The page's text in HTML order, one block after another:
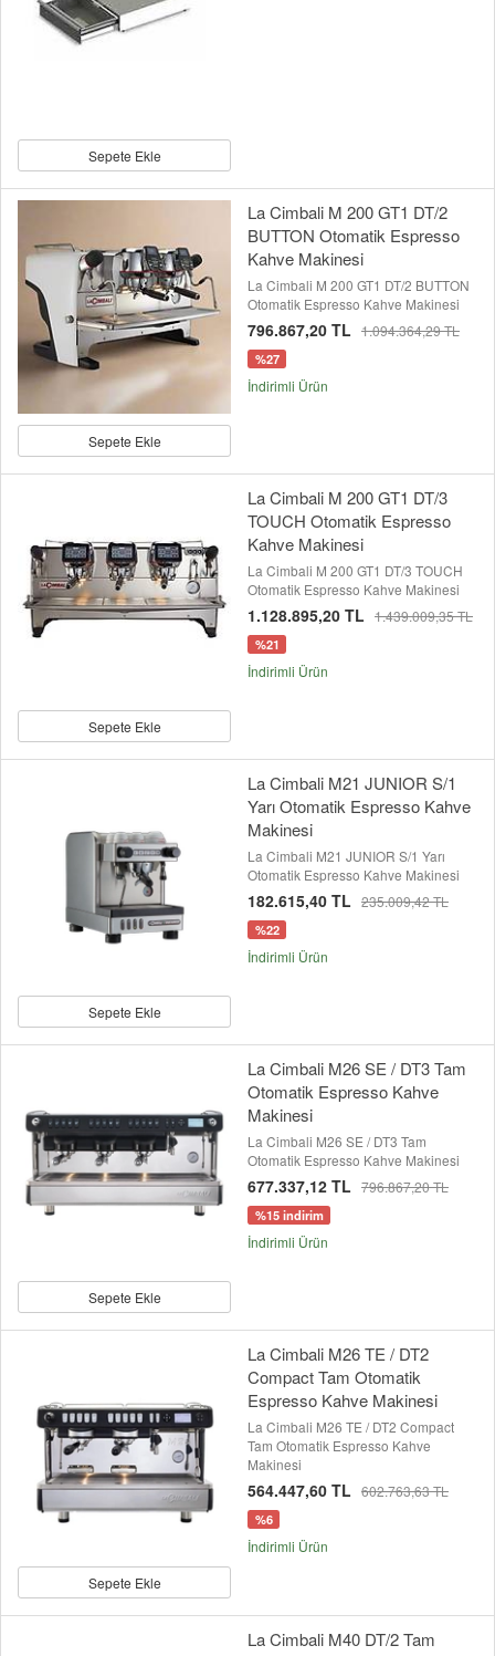
Sepete Ekle
Sepete Ekle
La Cimbali M 200 GT1 DT/2
BUTTON Otomatik Espresso
Kahve Makinesi
La Cimbali M 200 GT1 DT/2 BUTTON
Otomatik Espresso Kahve Makinesi
796.867,20 TL 1.094.364,29 TL
%27
İndirimli Ürün
Sepete Ekle
La Cimbali M 200 GT1 DT/3
TOUCH Otomatik Espresso
Kahve Makinesi
La Cimbali M 200 GT1 DT/3 TOUCH
Otomatik Espresso Kahve Makinesi
1.128.895,20 TL 1.439.009,35 TL
%21
İndirimli Ürün
Sepete Ekle
La Cimbali M21 JUNIOR S/1
Yarı Otomatik Espresso Kahve
Makinesi
La Cimbali M21 JUNIOR S/1 Yarı
Otomatik Espresso Kahve Makinesi
182.615,40 TL 235.009,42 TL
%22
İndirimli Ürün
Sepete Ekle
La Cimbali M26 SE / DT3 Tam
Otomatik Espresso Kahve
Makinesi
La Cimbali M26 SE / DT3 Tam
Otomatik Espresso Kahve Makinesi
677.337,12 TL 796.867,20 TL
%15 indirim
İndirimli Ürün
Sepete Ekle
La Cimbali M26 TE / DT2
Compact Tam Otomatik
Espresso Kahve Makinesi
La Cimbali M26 TE / DT2 Compact
Tam Otomatik Espresso Kahve
Makinesi
564.447,60 TL 602.763,63 TL
%6
İndirimli Ürün
La Cimbali M40 DT/2 Tam